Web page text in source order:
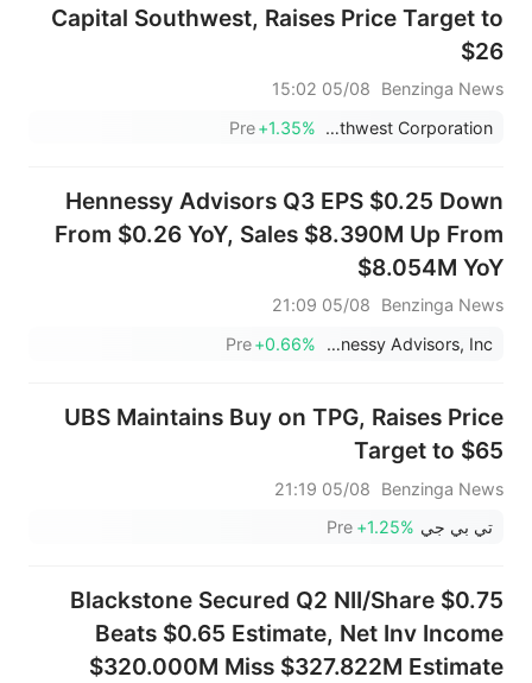
Capital Southwest, Raises Price Target to
$26
Benzinga News
05/08 15:02
Capital Southwest Corporation
+1.35%
Pre
Hennessy Advisors Q3 EPS $0.25 Down
From $0.26 YoY, Sales $8.390M Up From
$8.054M YoY
Benzinga News
05/08 21:09
Hennessy Advisors, Inc.
+0.66%
Pre
UBS Maintains Buy on TPG, Raises Price
Target to $65
Benzinga News
05/08 21:19
تي بي جي +1.25%
Pre
Blackstone Secured Q2 NII/Share $0.75
Beats $0.65 Estimate, Net Inv Income
$320.000M Miss $327.822M Estimate